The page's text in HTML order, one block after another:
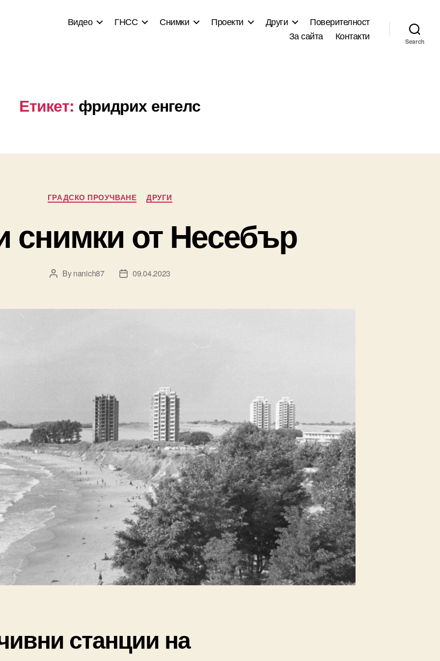
Видео ГНСС Снимки Проекти Други
Поверителност
За сайта
Контакти Search
Етикет: фридрих енгелс
Categories
ГРАДСКО ПРОУЧВАНЕ ДРУГИ
снимки от Несебър
PostBynanich87
Post09.04.2023
станции на